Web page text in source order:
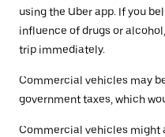
using the Uber app. If you
influence of drugs or
trip immediately.
Commercial vehicles may
government taxes, which
Commercial vehicles might